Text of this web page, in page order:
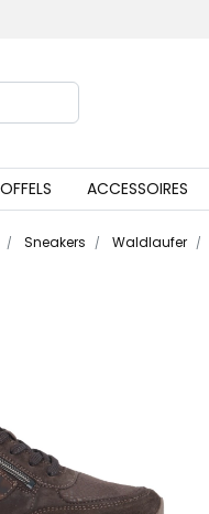
ACCESSOIRES
Sneakers Waldlaufer